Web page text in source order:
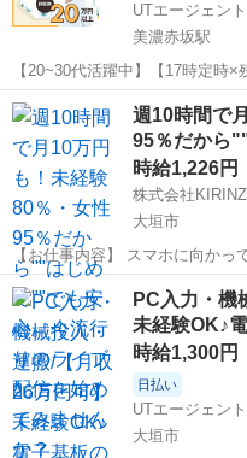
UTエージェン
美濃赤坂駅
【20~30代活躍中】【17時定時
システム入力や材料管理などの事務！《
の事務所内で事務業務♪／ 建築
る会社です！ 石...
岐阜 大垣市 美濃赤坂駅
週10時間で
95％だから
時給1,226円
株式会社KIRINZ
大垣市
【お仕事内容】 スマホに向かっ
（17LIVE／Pococha／IRIAM な
——————————— 配信内容
——————————— ・今日
岐阜 大垣市 イベントス
PC入力・機
未経験OK♪
時給1,300円
日払い
UTエージェン
大垣市